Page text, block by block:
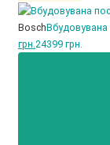
Bosch
грн.24399 грн.